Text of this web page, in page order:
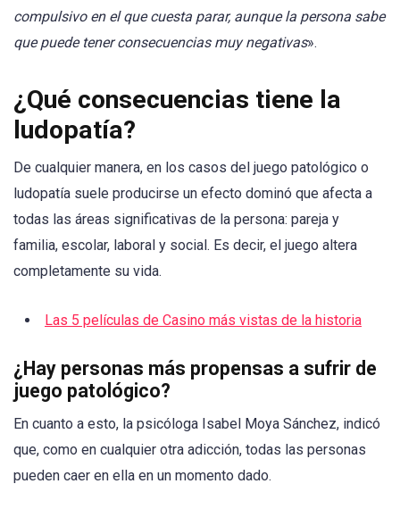
compulsivo en el que cuesta parar, aunque la persona sabe
que puede tener consecuencias muy negativas».
¿Qué consecuencias tiene la
ludopatía?
De cualquier manera, en los casos del juego patológico o
ludopatía suele producirse un efecto dominó que afecta a
todas las áreas significativas de la persona: pareja y
familia, escolar, laboral y social. Es decir, el juego altera
completamente su vida.
Las 5 películas de Casino más vistas de la historia
¿Hay personas más propensas a sufrir de
juego patológico?
En cuanto a esto, la psicóloga Isabel Moya Sánchez, indicó
que, como en cualquier otra adicción, todas las personas
pueden caer en ella en un momento dado.